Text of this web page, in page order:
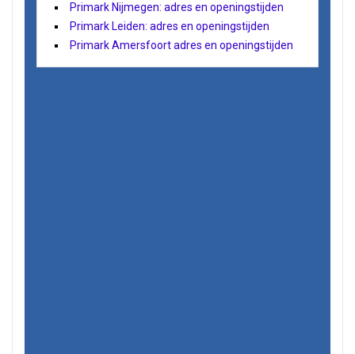
Primark Nijmegen: adres en openingstijden
Primark Leiden: adres en openingstijden
Primark Amersfoort adres en openingstijden